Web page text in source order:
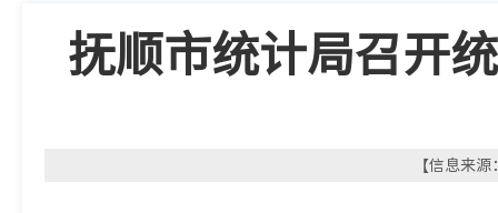
抚顺市统计局召开
【信息来